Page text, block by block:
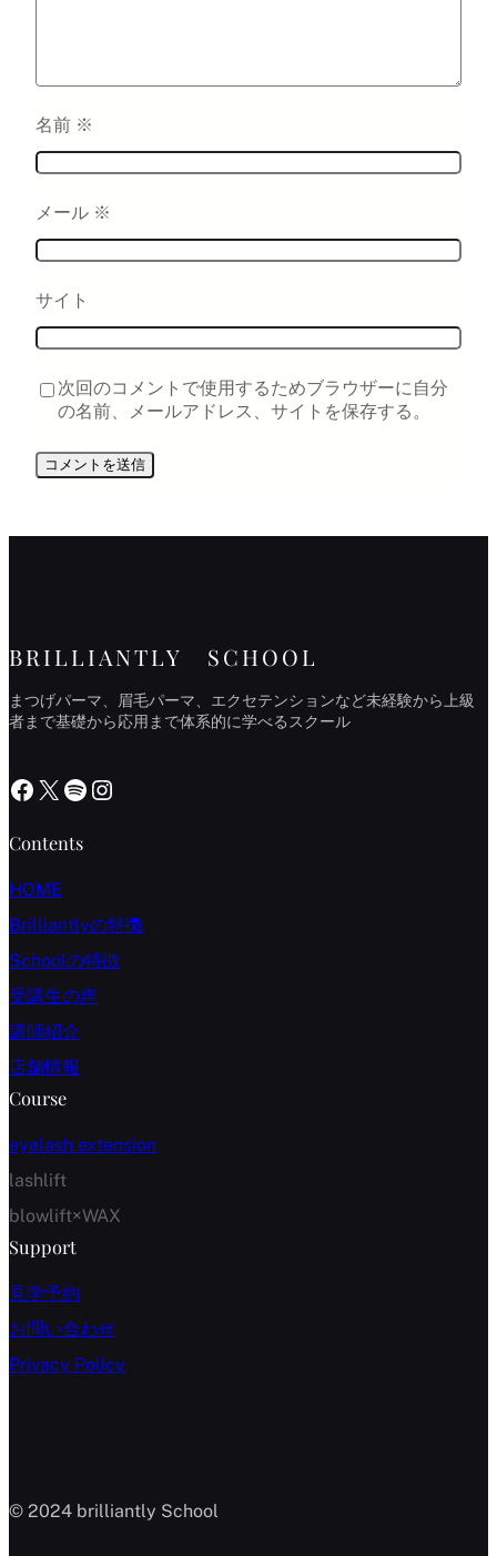
名前 ※
メール ※
サイト
次回のコメントで使用するためブラウザーに自分
の名前、メールアドレス、サイトを保存する。
BRILLIANTLY SCHOOL
まつげパーマ、眉毛パーマ、エクセテンションなど未経験から上級
者まで基礎から応用まで体系的に学べるスクール
Facebook X Spotify Instagram
Contents
HOME
Brilliantlyの特徴
Schoolの特徴
受講生の声
講師紹介
店舗情報
Course
eyelash extension
lashlift
blowlift×WAX
Support
見学予約
お問い合わせ
Privacy Policy
© 2024 brilliantly School